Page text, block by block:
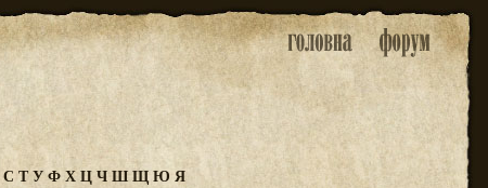
С ТУФХЦЧШЩЮ Я